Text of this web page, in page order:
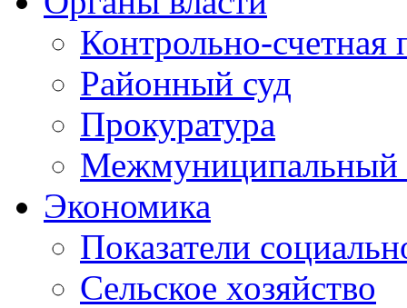
Контрольно-счетная
Районный суд
Прокуратура
Межмуниципальный
Экономика
Показатели
Сельское хозяйство